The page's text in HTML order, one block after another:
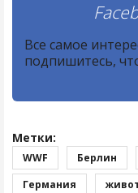
Все самое
подпишитесь,
Метки:
WWF Берлин
Германия